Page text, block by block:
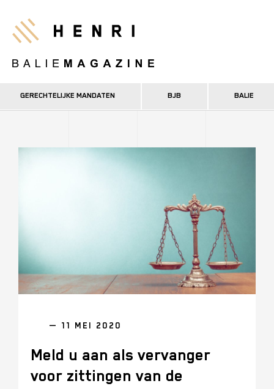
naar
inhoud
Henri
GERECHTELIJKE MANDATEN BJB BALIE
— 11 MEI 2020
Meld u aan als vervanger
voor zittingen van de